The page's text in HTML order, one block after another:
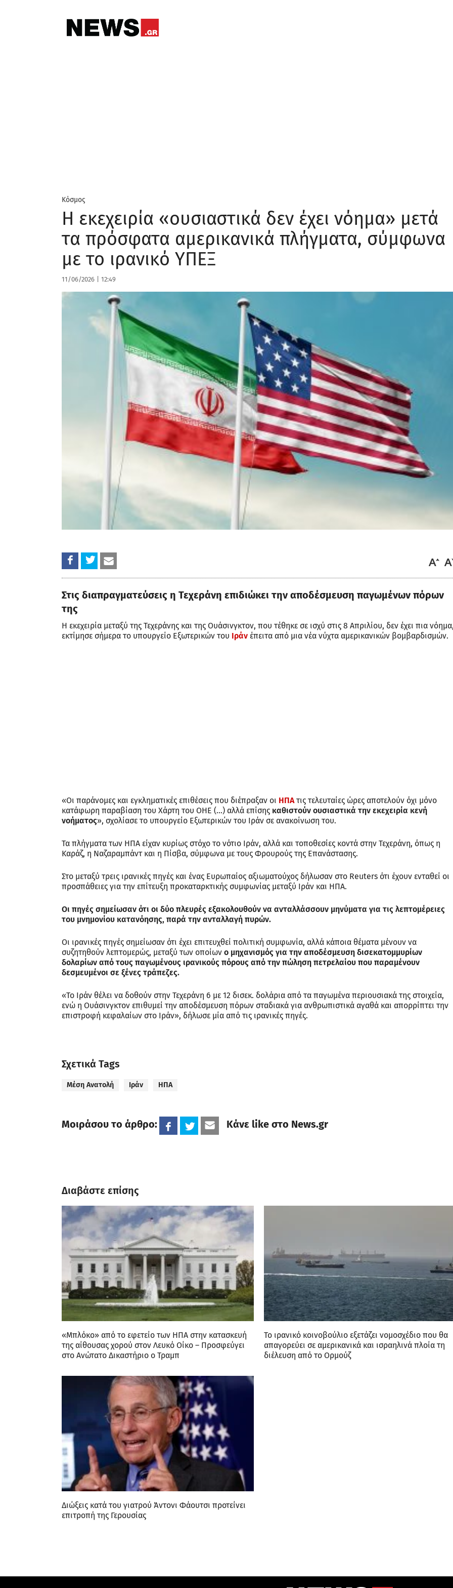
Κόσμος
Η εκεχειρία «ουσιαστικά δεν έχει νόημα» μετά
τα πρόσφατα αμερικανικά πλήγματα, σύμφωνα
με το ιρανικό ΥΠΕΞ
11/06/2026 12:49
Στις διαπραγματεύσεις η Τεχεράνη επιδιώκει την αποδέσμευση παγωμένων πόρων
της
Η εκεχειρία μεταξύ της Τεχεράνης και της Ουάσινγκτον, που τέθηκε σε ισχύ στις 8 Απριλίου, δεν έχει πια
εκτίμησε σήμερα το υπουργείο Εξωτερικών του Ιράν έπειτα από μια νέα νύχτα αμερικανικών βομβαρδισμών.
«Οι παράνομες και εγκληματικές επιθέσεις που διέπραξαν οι ΗΠΑ τις τελευταίες ώρες αποτελούν όχι μόνο
κατάφωρη παραβίαση του Χάρτη του ΟΗΕ (…) αλλά επίσης καθιστούν ουσιαστικά την εκεχειρία κενή
νοήματος», σχολίασε το υπουργείο Εξωτερικών του Ιράν σε ανακοίνωση του.
Τα πλήγματα των ΗΠΑ είχαν κυρίως στόχο το νότιο Ιράν, αλλά και τοποθεσίες κοντά στην Τεχεράνη, όπως η
Καράζ, η Ναζαραμπάντ και η Πίσβα, σύμφωνα με τους Φρουρούς της Επανάστασης.
Στο μεταξύ τρεις ιρανικές πηγές και ένας Ευρωπαίος αξιωματούχος δήλωσαν στο Reuters ότι έχουν ενταθεί οι
προσπάθειες για την επίτευξη προκαταρκτικής συμφωνίας μεταξύ Ιράν και ΗΠΑ.
Οι πηγές σημείωσαν ότι οι δύο πλευρές εξακολουθούν να ανταλλάσσουν μηνύματα για τις λεπτομέρειες
του μνημονίου κατανόησης, παρά την ανταλλαγή πυρών.
Οι ιρανικές πηγές σημείωσαν ότι έχει επιτευχθεί πολιτική συμφωνία, αλλά κάποια θέματα μένουν να
συζητηθούν λεπτομερώς, μεταξύ των οποίων ο μηχανισμός για την αποδέσμευση δισεκατομμυρίων
δολαρίων από τους παγωμένους ιρανικούς πόρους από την πώληση πετρελαίου που παραμένουν
δεσμευμένοι σε ξένες τράπεζες.
«Το Ιράν θέλει να δοθούν στην Τεχεράνη 6 με 12 δισεκ. δολάρια από τα παγωμένα περιουσιακά της στοιχεία,
ενώ η Ουάσινγκτον επιθυμεί την αποδέσμευση πόρων σταδιακά για ανθρωπιστικά αγαθά και απορρίπτει την
επιστροφή κεφαλαίων στο Ιράν», δήλωσε μία από τις ιρανικές πηγές.
Σχετικά Tags
Μέση Ανατολή Ιράν ΗΠΑ
Μοιράσου το άρθρο: Κάνε like στο News.gr
Διαβάστε επίσης
«Μπλόκο» από το εφετείο των ΗΠΑ στην κατασκευή
της αίθουσας χορού στον Λευκό Οίκο – Προσφεύγει
στο Ανώτατο Δικαστήριο ο Τραμπ
Το ιρανικό κοινοβούλιο εξετάζει νομοσχέδιο που θα
απαγορεύει σε αμερικανικά και ισραηλινά πλοία τη
διέλευση από το Ορμούζ
Διώξεις κατά του γιατρού Άντονι Φάουτσι προτείνει
επιτροπή της Γερουσίας